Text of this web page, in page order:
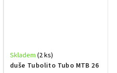
duše Tubolito Tubo MTB 26
Skladem (2 ks)